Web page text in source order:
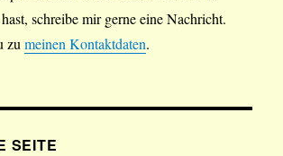
schreibe mir gerne eine Nachricht.
zumeinen Kontaktdaten.
SEITE